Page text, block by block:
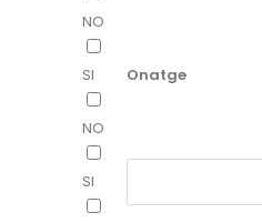
NO
SI
NO
Onatge
SI